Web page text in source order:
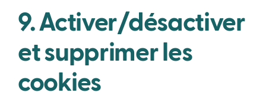
9. Activer/désactiver
et supprimer les
cookies